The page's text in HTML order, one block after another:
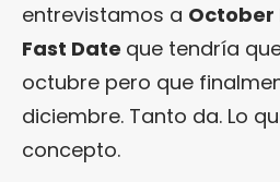
entrevistamos a October
Fast Date que tendría
octubre pero que
diciembre. Tanto da. Lo
concepto.